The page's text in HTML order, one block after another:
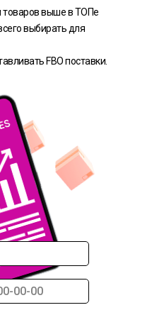
товаров выше в ТОПе
выбирать для
FBO поставки.